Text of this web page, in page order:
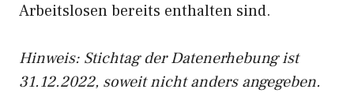
Arbeitslosen bereits enthalten sind.
Hinweis: Stichtag der Datenerhebung ist
31.12.2022, soweit nicht anders angegeben.